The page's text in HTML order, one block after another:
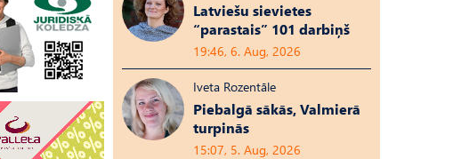
Latviešu sievietes
“parastais” 101 darbiņš
19:46, 6. Aug, 2026
Iveta Rozentāle
Piebalgā sākās, Valmierā
turpinās
15:07, 5. Aug, 2026